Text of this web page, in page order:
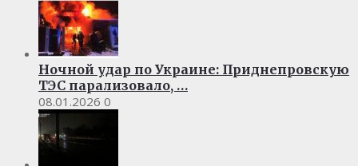
Ночной удар по Украине: Приднепровскую
ТЭС парализовало, …
08.01.2026 0